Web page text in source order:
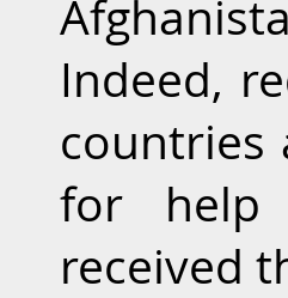
Indeed,
countries
for help
received